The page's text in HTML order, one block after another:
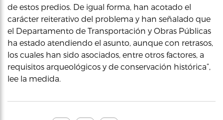
de estos predios. De igual forma, han acotado el
carácter reiterativo del problema y han señalado que
el Departamento de Transportación y Obras Públicas
ha estado atendiendo el asunto, aunque con retrasos,
los cuales han sido asociados, entre otros factores, a
requisitos arqueológicos y de conservación histórica”,
lee la medida.